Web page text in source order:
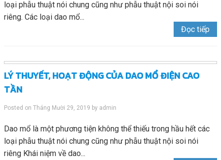
loại phẫu thuật nói chung cũng như phẫu thuật nội soi nói
riêng. Các loại dao mổ...
Đọc tiếp
LÝ THUYẾT, HOẠT ĐỘNG CỦA DAO MỔ ĐIỆN CAO
TẦN
Posted on Tháng Mười 29, 2019 by admin
Dao mổ là một phương tiện không thể thiếu trong hầu hết các
loại phẫu thuật nói chung cũng như phẫu thuật nội soi nói
riêng Khái niệm về dao...